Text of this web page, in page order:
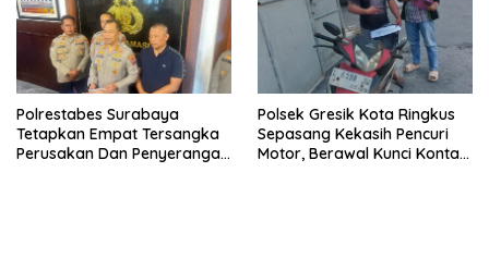
Polrestabes Surabaya
Tetapkan Empat Tersangka
Perusakan Dan Penyerangan
Polsek Gresik Kota Ringkus
Sepasang Kekasih Pencuri
Motor, Berawal Kunci Kontak